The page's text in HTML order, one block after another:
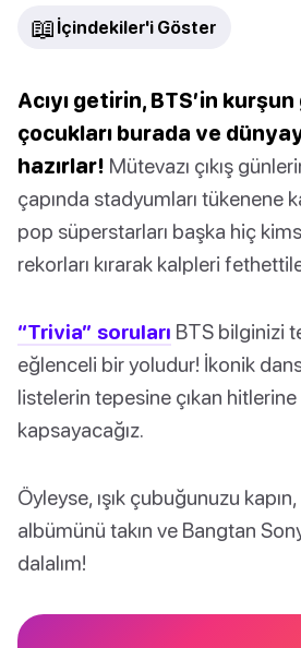
📖 İçindekiler'i Göster
Acıyı getirin, BTS’in
çocukları burada ve
hazırlar! Mütevazı çıkış
çapında stadyumları tükenene
pop süperstarları başka hiç
rekorları kırarak kalpleri
“Trivia” soruları BTS bilginizi
eğlenceli bir yoludur! İkonik
listelerin tepesine çıkan
kapsayacağız.
Öyleyse, ışık çubuğunuzu
albümünü takın ve Bangtan
dalalım!